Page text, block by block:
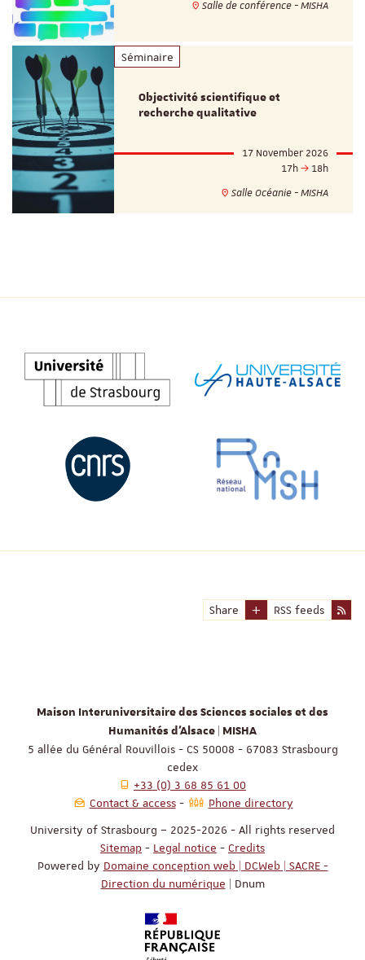
Salle de conférence - MISHA
Séminaire
Objectivité scientifique et
recherche qualitative
17 November 2026
17h
18h
Salle Océanie - MISHA
Share RSS feeds
Maison Interuniversitaire des Sciences sociales et des
Humanités d'Alsace | MISHA
5 allée du Général Rouvillois - CS 50008 - 67083 Strasbourg
cedex
+33 (0) 3 68 85 61 00
Contact & access
Phone directory
University of Strasbourg – 2025-2026 - All rights reserved
Sitemap - Legal notice - Credits
Powered by Domaine conception web | DCWeb | SACRE -
Direction du numérique | Dnum